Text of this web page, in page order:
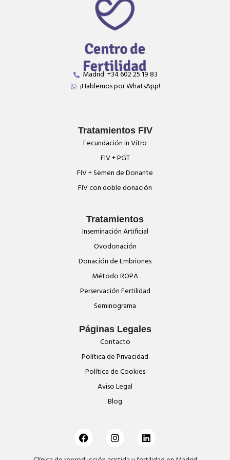
Madrid: +34 602 25 19 83
¡Hablemos por WhatsApp!
Tratamientos FIV
Fecundación in Vitro
FIV + PGT
FIV + Semen de Donante
FIV con doble donación
Tratamientos
Inseminación Artificial
Ovodonación
Donación de Embriones
Método ROPA
Perservación Fertilidad
Seminograma
Páginas Legales
Contacto
Política de Privacidad
Política de Cookies
Aviso Legal
Blog